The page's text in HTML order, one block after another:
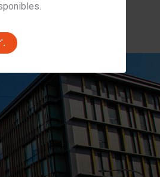
du trajet.